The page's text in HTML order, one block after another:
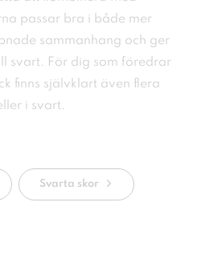
passar bra i både mer
sammanhang och ger
svart. För dig som föredrar
finns självklart även flera
i svart.
Svarta skor